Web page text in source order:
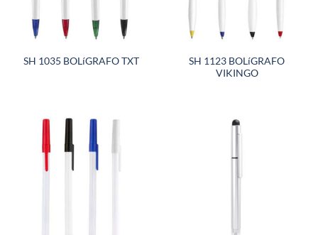
SH 1035 BOLíGRAFO TXT
SH 1123 BOLíGRAFO
VIKINGO